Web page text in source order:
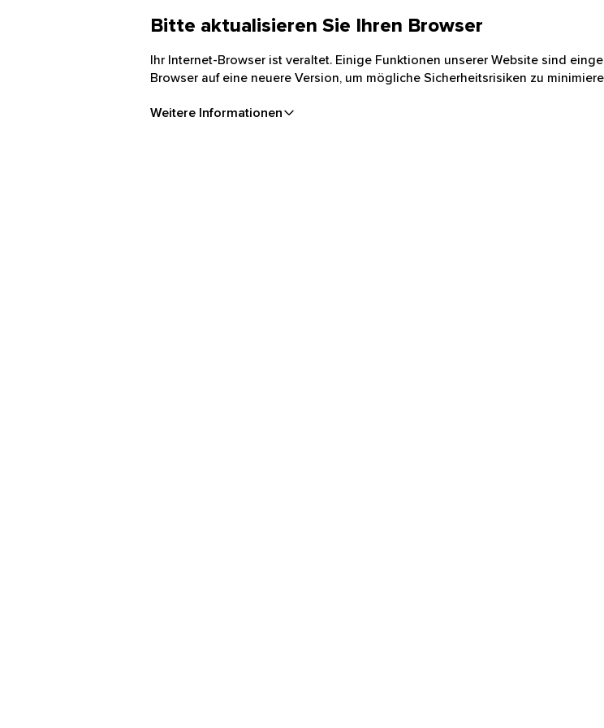
Bitte aktualisieren Sie Ihren Browser
Ihr Internet-Browser ist veraltet. Einige Funktionen unserer Website sind
Browser auf eine neuere Version, um mögliche Sicherheitsrisiken zu
Weitere Informationen